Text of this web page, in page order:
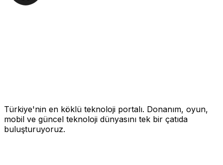
Türkiye'nin en köklü teknoloji portalı. Donanım, oyun,
mobil ve güncel teknoloji dünyasını tek bir çatıda
buluşturuyoruz.